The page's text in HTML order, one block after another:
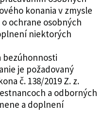
konania v zmysle
o ochrane osobných
niektorých
bezúhonnosti
je požadovaný
č. 138/2019 Z. z.
a odborných
a doplnení